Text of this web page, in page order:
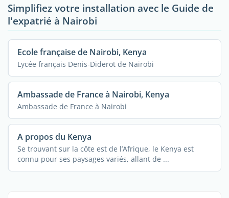
Simplifiez votre installation avec le Guide de
l'expatrié à Nairobi
Ecole française de Nairobi, Kenya
Lycée français Denis-Diderot de Nairobi
Ambassade de France à Nairobi, Kenya
Ambassade de France à Nairobi
A propos du Kenya
Se trouvant sur la côte est de l’Afrique, le Kenya est
connu pour ses paysages variés, allant de ...